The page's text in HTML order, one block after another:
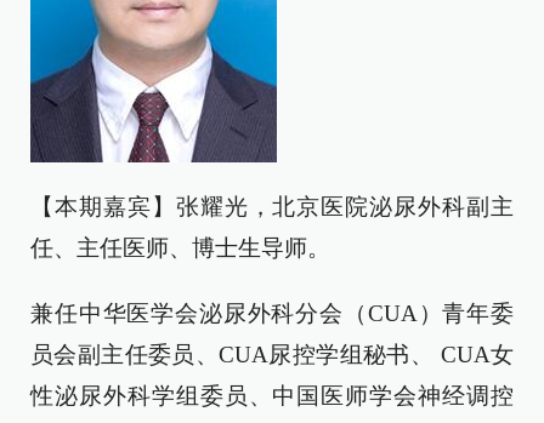
【本期嘉宾】张耀光，北京医院泌尿外科副主
任、主任医师、博士生导师。
兼任中华医学会泌尿外科分会（CUA）青年委
员会副主任委员、CUA尿控学组秘书、 CUA女
性泌尿外科学组委员、中国医师学会神经调控